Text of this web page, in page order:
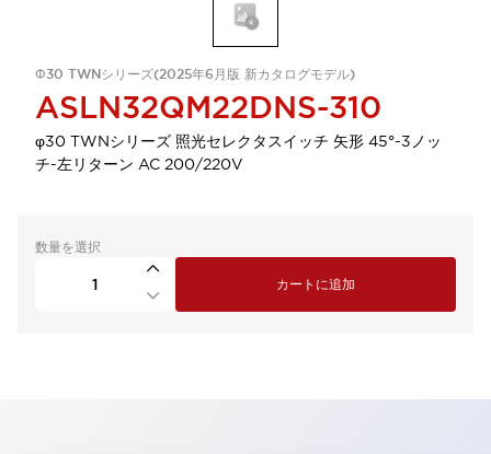
Φ30 TWNシリーズ(2025年6月版 新カタログモデル)
ASLN32QM22DNS-310
φ30 TWNシリーズ 照光セレクタスイッチ 矢形 45°-3ノッ
チ-左リターン AC 200/220V
数量を選択
カートに追加